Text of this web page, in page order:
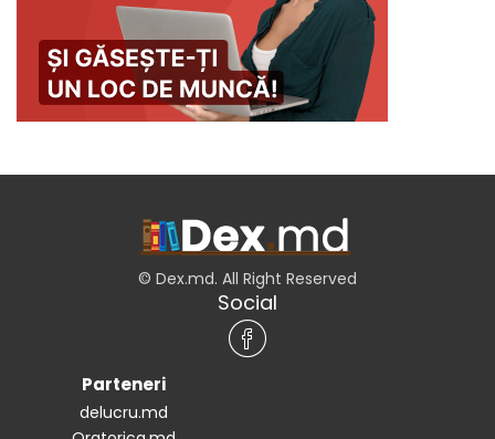
© Dex.md. All Right Reserved
Social
Parteneri
delucru.md